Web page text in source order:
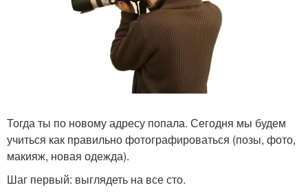
Тогда ты по новому адресу попала. Сегодня мы будем
учиться как правильно фотографироваться (позы, фото,
макияж, новая одежда).
Шаг первый: выглядеть на все сто.